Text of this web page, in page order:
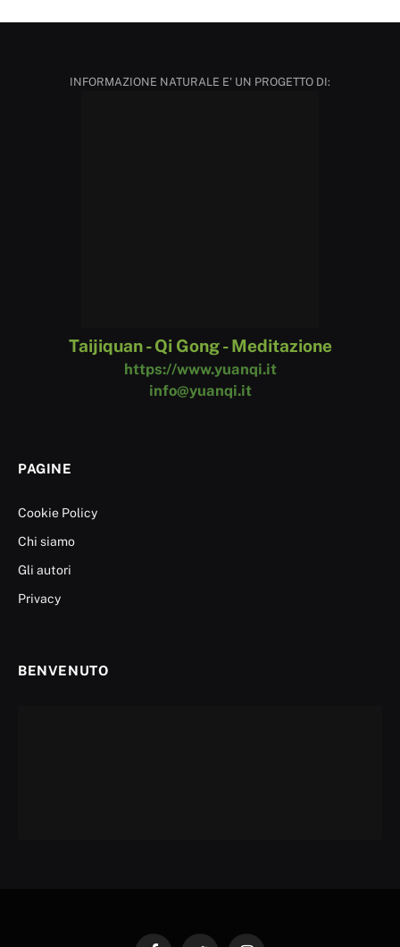
INFORMAZIONE NATURALE E' UN PROGETTO DI:
Taijiquan - Qi Gong - Meditazione
https://www.yuanqi.it
info@yuanqi.it
PAGINE
Cookie Policy
Chi siamo
Gli autori
Privacy
BENVENUTO